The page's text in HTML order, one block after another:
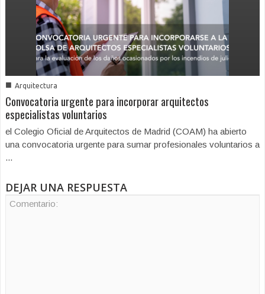
■ Arquitectura
Convocatoria urgente para incorporar arquitectos
especialistas voluntarios
el Colegio Oficial de Arquitectos de Madrid (COAM) ha abierto
una convocatoria urgente para sumar profesionales voluntarios a
...
DEJAR UNA RESPUESTA